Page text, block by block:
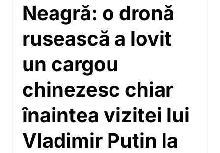
Neagră: o dronă
rusească a lovit
un cargou
chinezesc chiar
înaintea vizitei lui
Vladimir Putin la